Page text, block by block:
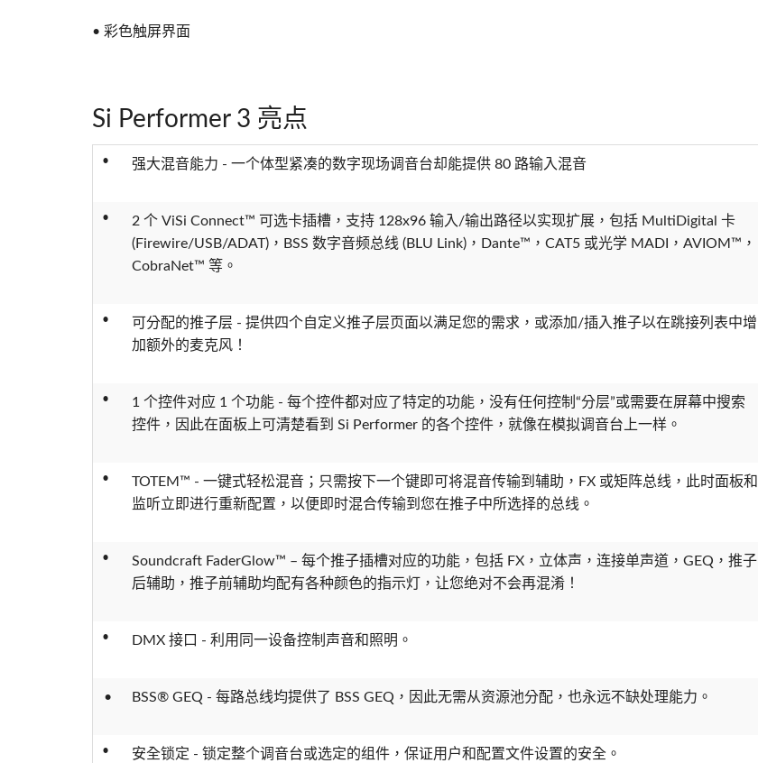
• 彩色触屏界面
Si Performer 3 亮点
• 强大混音能力 - 一个体型紧凑的数字现场调音台却能提供 80 路输入混音
•
2 个 ViSi Connect™ 可选卡插槽，支持 128x96 输入/输出路径以实现扩展，包括 MultiDigital 卡
(Firewire/USB/ADAT)，BSS 数字音频总线 (BLU Link)，Dante™，CAT5 或光学 MADI，AVIOM™，
CobraNet™ 等。
•
可分配的推子层 - 提供四个自定义推子层页面以满足您的需求，或添加/插入推子以在跳接列表中增
加额外的麦克风！
•
1 个控件对应 1 个功能 - 每个控件都对应了特定的功能，没有任何控制“分层”或需要在屏幕中搜索
控件，因此在面板上可清楚看到 Si Performer 的各个控件，就像在模拟调音台上一样。
•
TOTEM™ - 一键式轻松混音；只需按下一个键即可将混音传输到辅助，FX 或矩阵总线，此时面板和
监听立即进行重新配置，以便即时混合传输到您在推子中所选择的总线。
•
Soundcraft FaderGlow™ – 每个推子插槽对应的功能，包括 FX，立体声，连接单声道，GEQ，推子
后辅助，推子前辅助均配有各种颜色的指示灯，让您绝对不会再混淆！
• DMX 接口 - 利用同一设备控制声音和照明。
• BSS® GEQ - 每路总线均提供了 BSS GEQ，因此无需从资源池分配，也永远不缺处理能力。
• 安全锁定 - 锁定整个调音台或选定的组件，保证用户和配置文件设置的安全。